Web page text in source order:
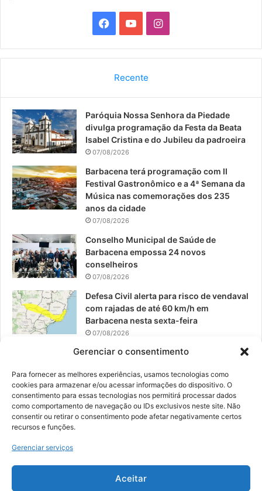
Gerenciar o consentimento
Para fornecer as melhores experiências, usamos tecnologias como
cookies para armazenar e/ou acessar informações do dispositivo. O
consentimento para essas tecnologias nos permitirá processar dados
como comportamento de navegação ou IDs exclusivos neste site. Não
consentir ou retirar o consentimento pode afetar negativamente certos
recursos e funções.
Gerenciar serviços
Aceitar
a
b
o
k
o
u
b
I
n
a
g
a
Recente
Paróquia Nossa Senhora da Piedade
divulga programação da Festa da Beata
Isabel Cristina e do Jubileu da padroeira
07/08/2026
Barbacena terá programação com II
Festival Gastronômico e a 4ª Semana da
Música nas comemorações dos 235
anos da cidade
07/08/2026
Conselho Municipal de Saúde de
Barbacena empossa 24 novos
conselheiros
07/08/2026
Defesa Civil alerta para risco de vendaval
com rajadas de até 60 km/h em
Barbacena nesta sexta-feira
07/08/2026
EPCAR tem a melhor nota do IDEB no
06/08/2026
© 2026, Todos os direitos reservados | Desenvolvido por:
Digital Business| Hospedado por:NP Publicidade
Fale Conosco
Sobre Nós